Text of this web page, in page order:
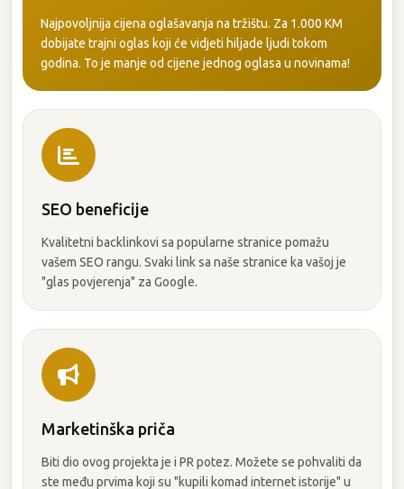
Najpovoljnija cijena oglašavanja na tržištu. Za 1.000 KM
dobijate trajni oglas koji će vidjeti hiljade ljudi tokom
godina. To je manje od cijene jednog oglasa u novinama!
SEO beneficije
Kvalitetni backlinkovi sa popularne stranice pomažu
vašem SEO rangu. Svaki link sa naše stranice ka vašoj je
"glas povjerenja" za Google.
Marketinška priča
Biti dio ovog projekta je i PR potez. Možete se pohvaliti da
ste među prvima koji su "kupili komad internet istorije" u